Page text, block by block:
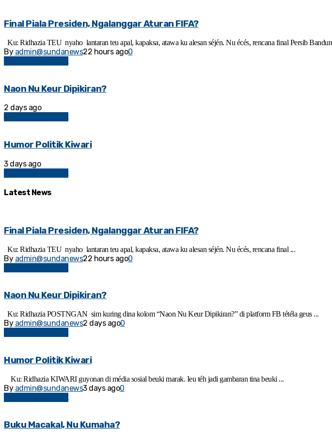
Final Piala Presiden, Ngalanggar Aturan FIFA?
Ku: Ridhazia TEU nyaho lantaran teu apal, kapaksa, atawa ku alesan séjén. Nu écés, rencana final Persib
By admin@sundanews22 hours ago0
Naon Nu Keur Dipikiran?
2 days ago
Humor Politik Kiwari
3 days ago
Latest News
Final Piala Presiden, Ngalanggar Aturan FIFA?
Ku: Ridhazia TEU nyaho lantaran teu apal, kapaksa, atawa ku alesan séjén. Nu écés, rencana final ...
By admin@sundanews22 hours ago0
Naon Nu Keur Dipikiran?
Ku: Ridhazia POSTNGAN sim kuring dina kolom “Naon Nu Keur Dipikiran?” di platform FB tétéla geus ...
By admin@sundanews2 days ago0
Humor Politik Kiwari
Ku: Ridhazia KIWARI guyonan di média sosial beuki marak. Ieu téh jadi gambaran tina beuki ...
By admin@sundanews3 days ago0
Buku Macakal, Nu Kumaha?